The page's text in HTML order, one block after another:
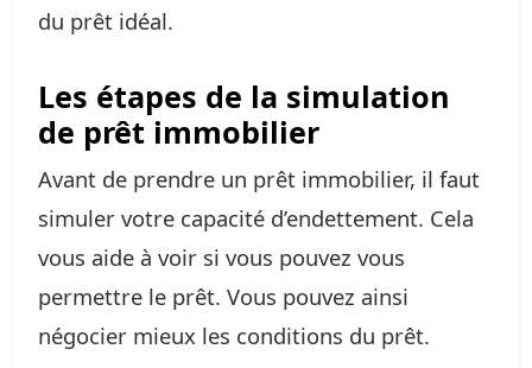
du prêt idéal.
Les étapes de la simulation
de prêt immobilier
Avant de prendre un prêt immobilier, il faut
simuler votre capacité d’endettement. Cela
vous aide à voir si vous pouvez vous
permettre le prêt. Vous pouvez ainsi
négocier mieux les conditions du prêt.